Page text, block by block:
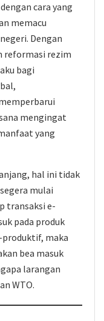
cara yang
memacu
Dengan
reformasi rezim
bagi
mengingat
yang
hal ini tidak
mulai
transaksi e-
pada produk
maka
bea masuk
larangan
WTO.